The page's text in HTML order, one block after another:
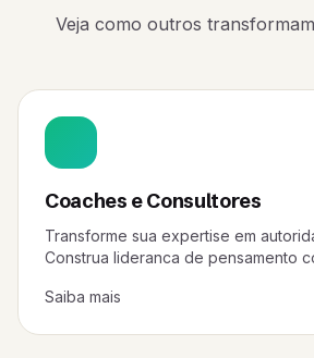
Veja como outros
Coaches e Consultores
Transforme sua expertise em
Construa lideranca de pensamento
Saiba mais